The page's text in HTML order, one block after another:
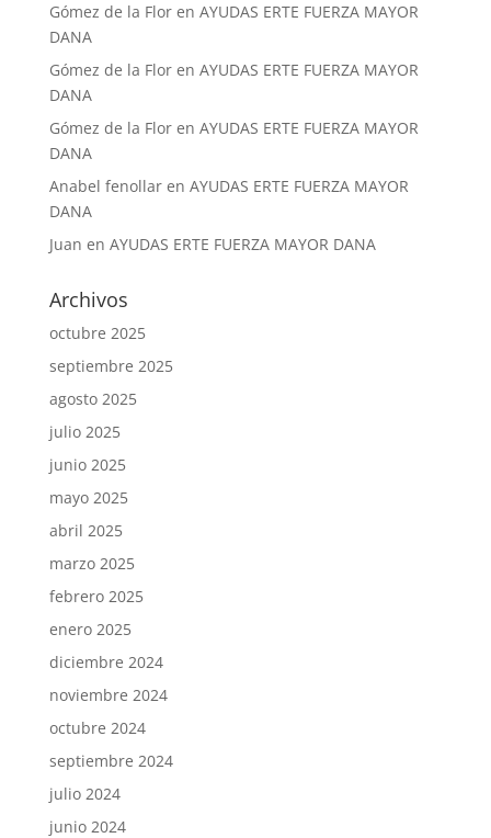
Gómez de la Floren AYUDAS ERTE FUERZA MAYOR
DANA
Gómez de la Floren AYUDAS ERTE FUERZA MAYOR
DANA
Gómez de la Floren AYUDAS ERTE FUERZA MAYOR
DANA
Anabel fenollaren AYUDAS ERTE FUERZA MAYOR
DANA
Juan en AYUDAS ERTE FUERZA MAYOR DANA
Archivos
octubre 2025
septiembre 2025
agosto 2025
julio 2025
junio 2025
mayo 2025
abril 2025
marzo 2025
febrero 2025
enero 2025
diciembre 2024
noviembre 2024
octubre 2024
septiembre 2024
julio 2024
junio 2024